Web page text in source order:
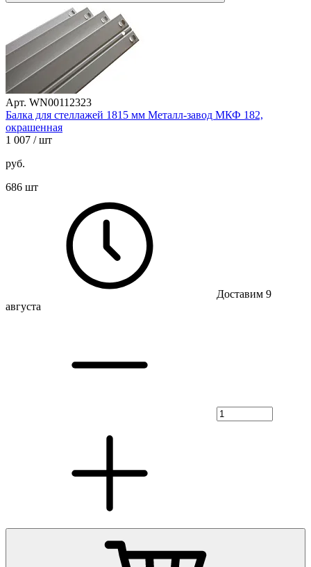
Арт. WN00112323
Балка для стеллажей 1815 мм Металл-завод МКФ 182,
окрашенная
1 007 / шт
руб.
686 шт
Доставим 9
августа